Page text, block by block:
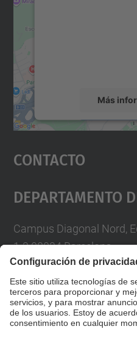
Más
powered by
Contacto
Departamento
Campus Diagonal Nord,
1-3 08034 Barcelona
A/e usd.utgcnticupc.edu
Formulario de contacto